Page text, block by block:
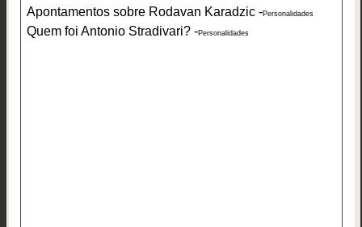
Apontamentos sobre Rodavan Karadzic -Personalidades
Quem foi Antonio Stradivari? -Personalidades